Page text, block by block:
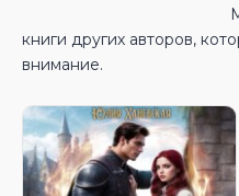
книги других авторов,
внимание.